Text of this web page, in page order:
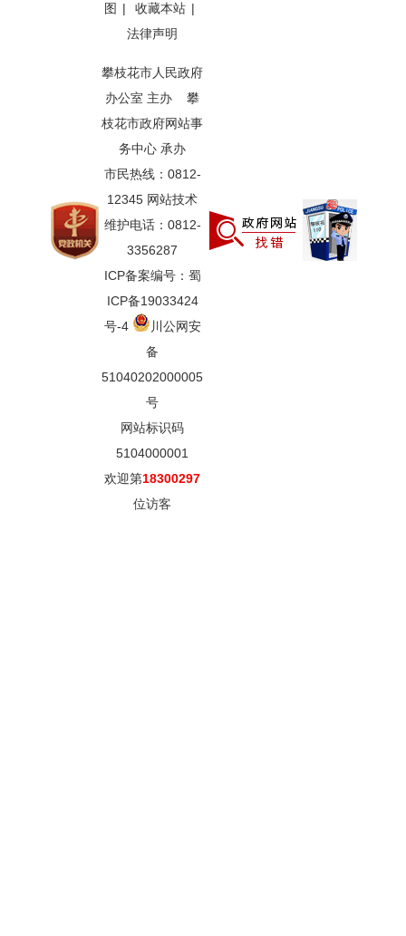
图 | 收藏本站 |
法律声明
攀枝花市人民政府
办公室 主办 攀
枝花市政府网站事
务中心 承办
市民热线：0812-
12345 网站技术
维护电话：0812-
3356287
ICP备案编号：蜀
ICP备19033424
号-4
川公网安
备
51040202000005
号
网站标识码
5104000001
欢迎第18300297
位访客